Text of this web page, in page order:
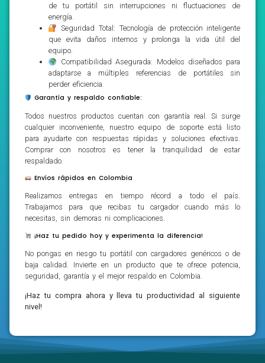
de tu portátil sin interrupciones ni fluctuaciones de
energía.
Seguridad Total: Tecnología de protección inteligente
que evita daños internos y prolonga la vida útil del
equipo.
Compatibilidad Asegurada: Modelos diseñados para
adaptarse a múltiples referencias de portátiles sin
perder eficiencia.
Garantía y respaldo confiable:
Todos nuestros productos cuentan con garantía real. Si surge
cualquier inconveniente, nuestro equipo de soporte está listo
para ayudarte con respuestas rápidas y soluciones efectivas.
Comprar con nosotros es tener la tranquilidad de estar
respaldado.
Envíos rápidos en Colombia
Realizamos entregas en tiempo récord a todo el país.
Trabajamos para que recibas tu cargador cuando más lo
necesitas, sin demoras ni complicaciones.
¡Haz tu pedido hoy y experimenta la diferencia!
No pongas en riesgo tu portátil con cargadores genéricos o de
baja calidad. Invierte en un producto que te ofrece potencia,
seguridad, garantía y el mejor respaldo en Colombia.
¡Haz tu compra ahora y lleva tu productividad al siguiente
nivel!